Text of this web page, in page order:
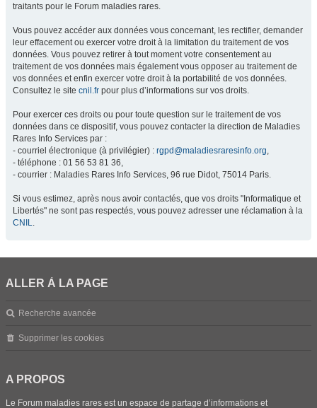
traitants pour le Forum maladies rares.
Vous pouvez accéder aux données vous concernant, les rectifier, demander
leur effacement ou exercer votre droit à la limitation du traitement de vos
données. Vous pouvez retirer à tout moment votre consentement au
traitement de vos données mais également vous opposer au traitement de
vos données et enfin exercer votre droit à la portabilité de vos données.
Consultez le site cnil.fr pour plus d’informations sur vos droits.
Pour exercer ces droits ou pour toute question sur le traitement de vos
données dans ce dispositif, vous pouvez contacter la direction de Maladies
Rares Info Services par :
- courriel électronique (à privilégier) : rgpd@maladiesraresinfo.org,
- téléphone : 01 56 53 81 36,
- courrier : Maladies Rares Info Services, 96 rue Didot, 75014 Paris.
Si vous estimez, après nous avoir contactés, que vos droits "Informatique et
Libertés" ne sont pas respectés, vous pouvez adresser une réclamation à la
CNIL.
ALLER À LA PAGE
Recherche avancée
Supprimer les cookies
A PROPOS
Le Forum maladies rares est un espace de partage d’informations et